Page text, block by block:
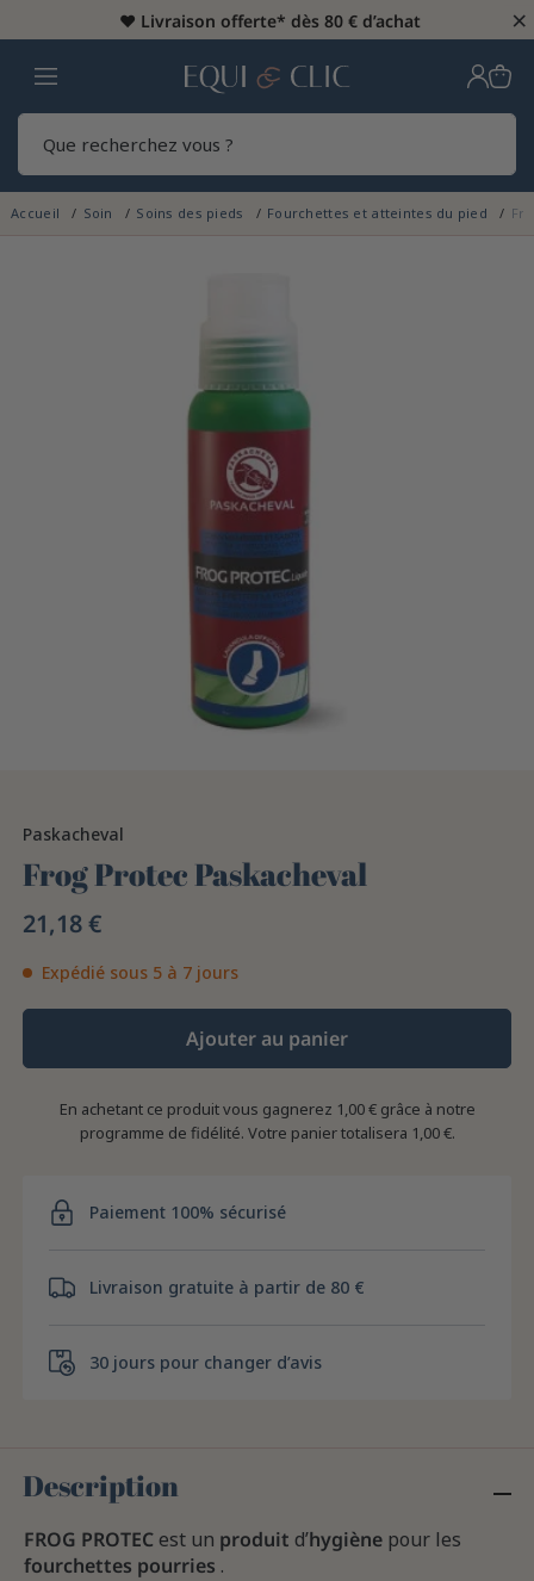
♥️ Livraison offerte* dès 80 € d’achat ×
Home
Accueil Soin Soins des pieds Fourchettes et atteintes du pied
Paskacheval
Frog Protec Paskacheval
21,18 €
Expédié sous 5 à 7 jours
Ajouter au panier
En achetant ce produit vous gagnerez 1,00 €grâce à notre
programme de fidélité. Votre panier totalisera 1,00 €.
Paiement 100% sécurisé
Livraison gratuite à partir de 80 €
30 jours pour changer d’avis
Description
FROG PROTECest un produit d’hygiène pour les
fourchettes pourries .